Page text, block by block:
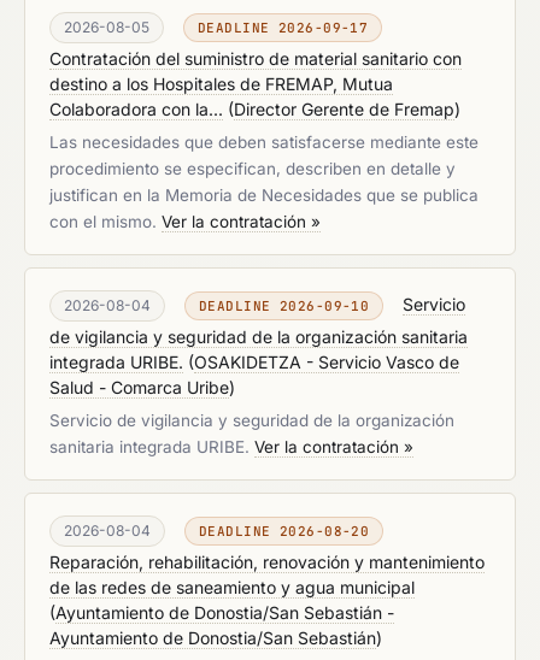
2026-08-05 DEADLINE 2026-09-17
Contratación del suministro de material sanitario con
destino a los Hospitales de FREMAP, Mutua
Colaboradora con la... (Director Gerente de Fremap)
Las necesidades que deben satisfacerse mediante este
procedimiento se especifican, describen en detalle y
justifican en la Memoria de Necesidades que se publica
con el mismo. Ver la contratación »
2026-08-04 DEADLINE 2026-09-10
Servicio
de vigilancia y seguridad de la organización sanitaria
integrada URIBE. (OSAKIDETZA - Servicio Vasco de
Salud - Comarca Uribe)
Servicio de vigilancia y seguridad de la organización
sanitaria integrada URIBE. Ver la contratación »
2026-08-04 DEADLINE 2026-08-20
Reparación, rehabilitación, renovación y mantenimiento
de las redes de saneamiento y agua municipal
(Ayuntamiento de Donostia/San Sebastián -
Ayuntamiento de Donostia/San Sebastián)